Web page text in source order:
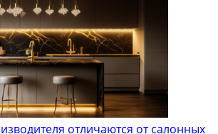
отличаются от салонных